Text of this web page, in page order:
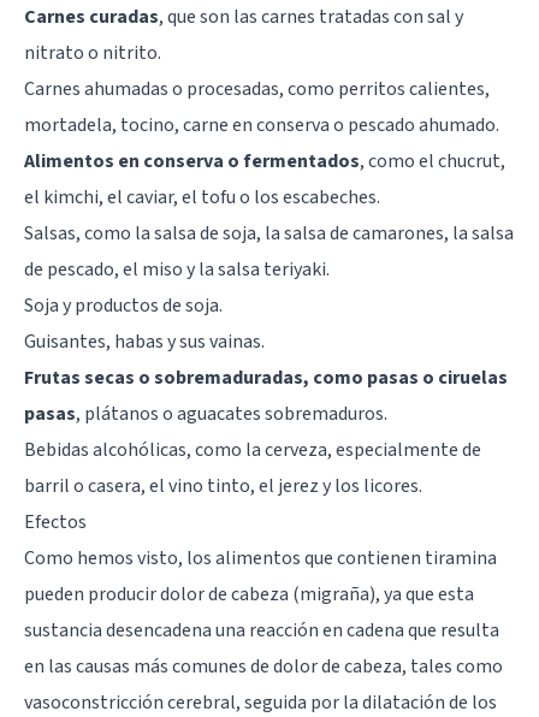
Carnes curadas, que son las carnes tratadas con sal y
nitrato o nitrito.
Carnes ahumadas o procesadas, como perritos calientes,
mortadela, tocino, carne en conserva o pescado ahumado.
Alimentos en conserva o fermentados, como el chucrut,
el kimchi, el caviar, el tofu o los escabeches.
Salsas, como la salsa de soja, la salsa de camarones, la salsa
de pescado, el miso y la salsa teriyaki.
Soja y productos de soja.
Guisantes, habas y sus vainas.
Frutas secas o sobremaduradas, como pasas o ciruelas
pasas, plátanos o aguacates sobremaduros.
Bebidas alcohólicas, como la cerveza, especialmente de
barril o casera, el vino tinto, el jerez y los licores.
Efectos
Como hemos visto, los alimentos que contienen tiramina
pueden producir dolor de cabeza (migraña), ya que esta
sustancia desencadena una reacción en cadena que resulta
en las causas más comunes de dolor de cabeza, tales como
vasoconstricción cerebral, seguida por la dilatación de los